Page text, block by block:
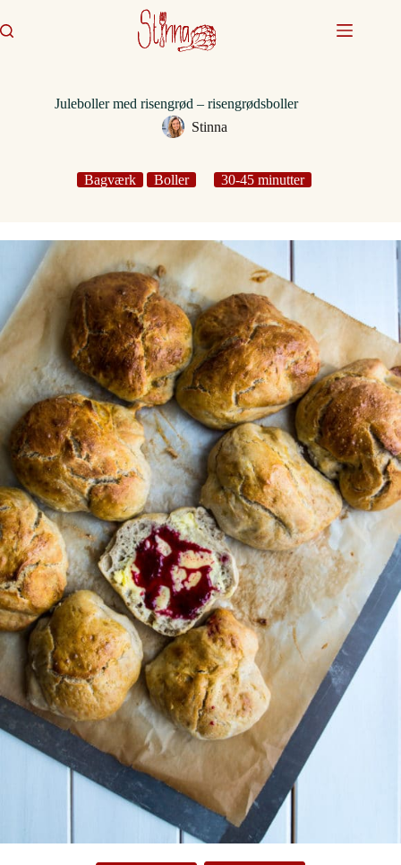
til
indhold
Juleboller med risengrød – risengrødsboller
Stinna
Bagværk Boller 30-45 minutter